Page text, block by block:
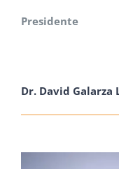
Presidente
Dr. David Galarza